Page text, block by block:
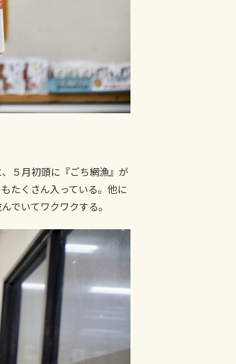
５月初頭に『ごち網漁』が
たくさん入っている。他に
でいてワクワクする。